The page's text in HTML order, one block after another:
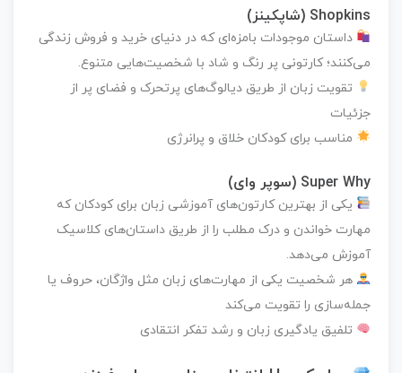
Shopkins (شاپکینز)
داستان موجودات بامزه‌ای که در دنیای خرید و فروش زندگی
می‌کنند؛ کارتونی پر رنگ و شاد با شخصیت‌هایی متنوع.
تقویت زبان از طریق دیالوگ‌های پرتحرک و فضای پر از
جزئیات
مناسب برای کودکان خلاق و پرانرژی
Super Why (سوپر وای)
یکی از بهترین کارتون‌های آموزشی زبان برای کودکان که
مهارت خواندن و درک مطلب را از طریق داستان‌های کلاسیک
آموزش می‌دهد.
هر شخصیت یکی از مهارت‌های زبان مثل واژگان، حروف یا
جمله‌سازی را تقویت می‌کند
تلفیق یادگیری زبان و رشد تفکر انتقادی